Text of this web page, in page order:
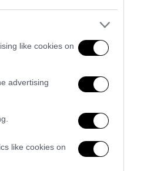
like cookies on
advertising
like cookies on
πως
οι
(και